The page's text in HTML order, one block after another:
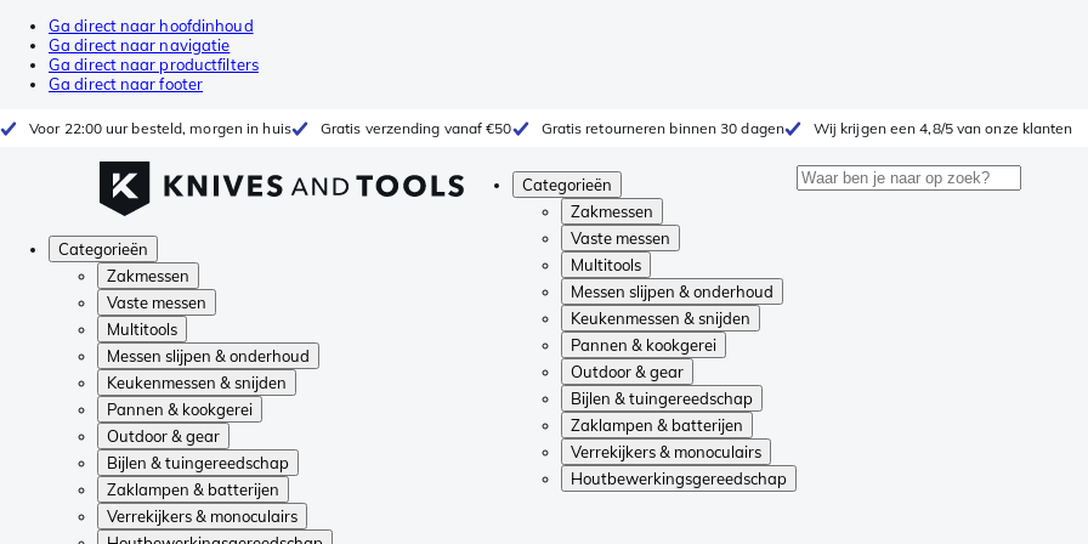
Ga direct naar hoofdinhoud
Ga direct naar navigatie
Ga direct naar productfilters
Ga direct naar footer
Voor 22:00 uur besteld, morgen in huis Gratis verzending vanaf €50 Gratis retourneren binnen 30 dagen Wij krijgen een 4,8/5 van onze klanten
Categorieën
Zakmessen
Vaste messen
Multitools
Messen slijpen & onderhoud
Keukenmessen & snijden
Pannen & kookgerei
Outdoor & gear
Bijlen & tuingereedschap
Zaklampen & batterijen
Verrekijkers & monoculairs
Houtbewerkingsgereedschap
Categorieën
Zakmessen
Vaste messen
Multitools
Messen slijpen & onderhoud
Keukenmessen & snijden
Pannen & kookgerei
Outdoor & gear
Bijlen & tuingereedschap
Zaklampen & batterijen
Verrekijkers & monoculairs